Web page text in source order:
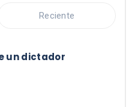
Reciente
un dictador